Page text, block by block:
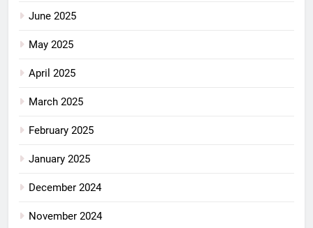
June 2025
May 2025
April 2025
March 2025
February 2025
January 2025
December 2024
November 2024